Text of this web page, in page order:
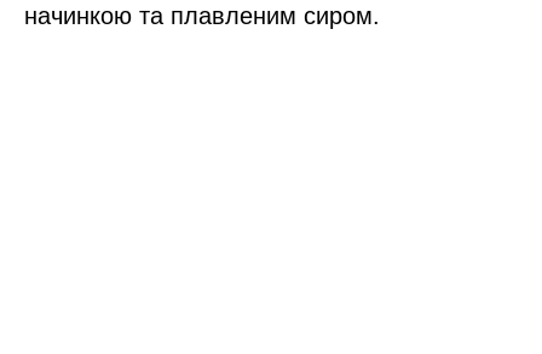
начинкою та плавленим сиром.